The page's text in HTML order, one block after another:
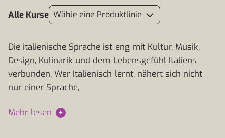
Alle Kurse Wähle eine Produktlinie
Die italienische Sprache ist eng mit Kultur, Musik,
Design, Kulinarik und dem Lebensgefühl Italiens
verbunden. Wer Italienisch lernt, nähert sich nicht
nur einer Sprache,
Mehr lesen +